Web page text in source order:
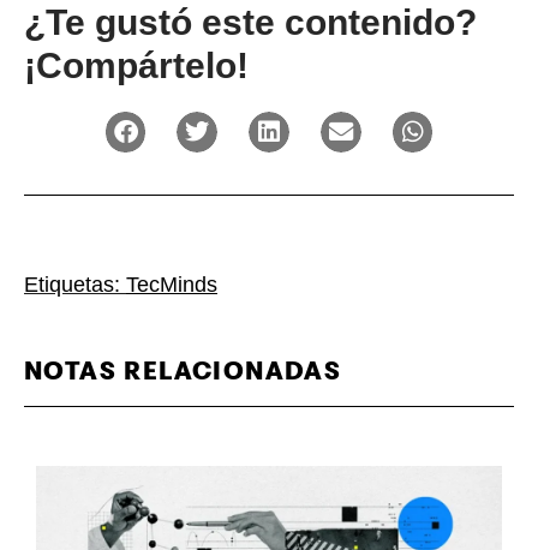
¿Te gustó este contenido?
¡Compártelo!
Etiquetas: TecMinds
NOTAS RELACIONADAS